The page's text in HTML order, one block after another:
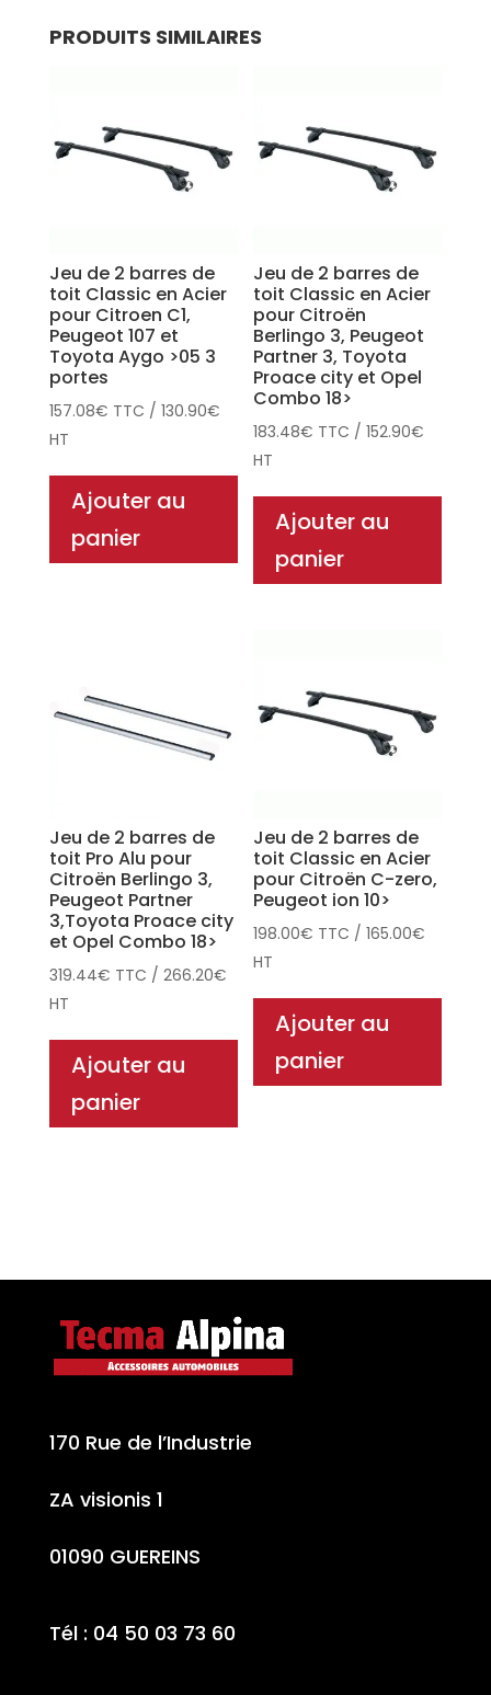
PRODUITS SIMILAIRES
Jeu de 2 barres de
toit Classic en Acier
pour Citroen C1,
Peugeot 107 et
Toyota Aygo >05 3
portes
157.08€ TTC / 130.90€
HT
Ajouter au
panier
Jeu de 2 barres de
toit Classic en Acier
pour Citroën
Berlingo 3, Peugeot
Partner 3, Toyota
Proace city et Opel
Combo 18>
183.48€ TTC /152.90€
HT
Ajouter au
panier
Jeu de 2 barres de
toit Pro Alu pour
Citroën Berlingo 3,
Peugeot Partner
3,Toyota Proace city
et Opel Combo 18>
319.44€ TTC / 266.20€
HT
Ajouter au
panier
Jeu de 2 barres de
toit Classic en Acier
pour Citroën C-zero,
Peugeot ion 10>
198.00€ TTC /165.00€
HT
Ajouter au
panier
170 Rue de l’Industrie
ZA visionis 1
01090 GUEREINS
Tél : 04 50 03 73 60